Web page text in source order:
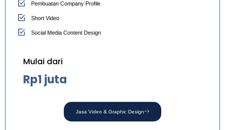
Pembuatan Company Profile
Short Video
Social Media Content Design
Mulai dari
Rp1 juta
Jasa Video & Graphic Design